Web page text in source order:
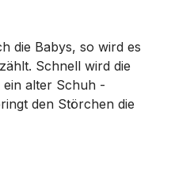
die Babys, so wird es
Schnell wird die
alter Schuh -
den Störchen die